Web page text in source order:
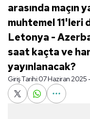
arasında maçın
muhtemel 11'leri
Letonya -
saat kaçta ve
yayınlanacak?
Giriş Tarihi:07 Haziran 2025 -